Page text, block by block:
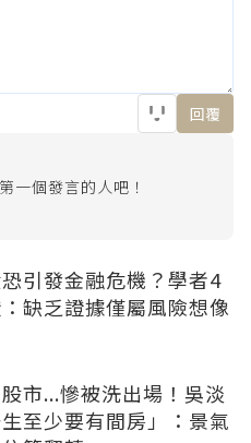
回覆
一個發言的人吧！
引發金融危機？學者4
缺乏證據僅屬風險想像
市...慘被洗出場！吳淡
至少要有間房」：景氣